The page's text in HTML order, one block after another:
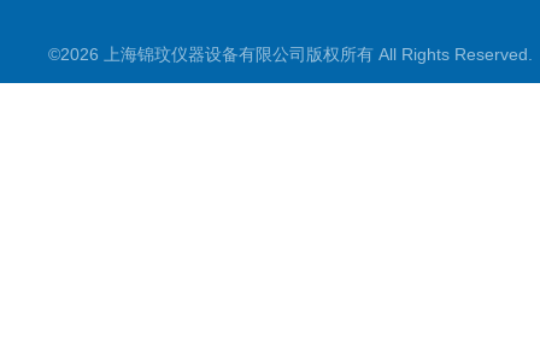
超声波仪器
©2026 上海锦玟仪器设备有限公司版权所有 All Rights